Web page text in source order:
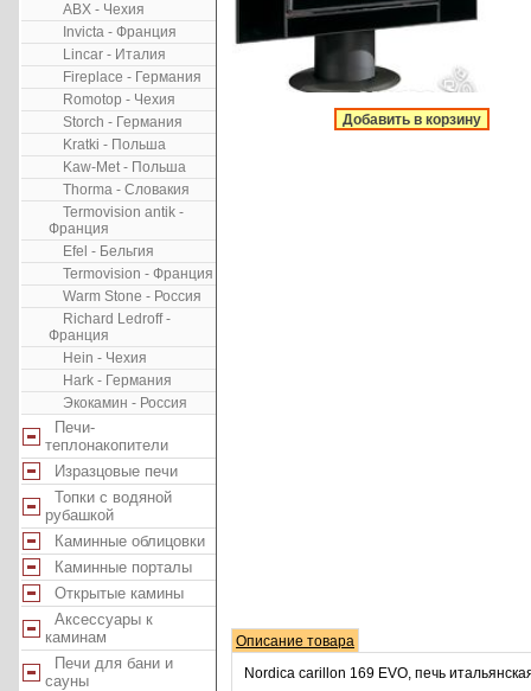
ABX - Чехия
Invicta - Франция
Lincar - Италия
Fireplace - Германия
Romotop - Чехия
Storch - Германия
Kratki - Польша
Kaw-Met - Польша
Thorma - Словакия
Termovision antik -
Франция
Efel - Бельгия
Termovision - Франция
Warm Stone - Россия
Richard Ledroff -
Франция
Hein - Чехия
Hark - Германия
Экокамин - Россия
Печи-
теплонакопители
Изразцовые печи
Топки с водяной
рубашкой
Каминные облицовки
Каминные порталы
Открытые камины
Аксессуары к
каминам
Печи для бани и
сауны
Добавить в корзину
Описание товара
Nordica carillon 169 EVO, печь